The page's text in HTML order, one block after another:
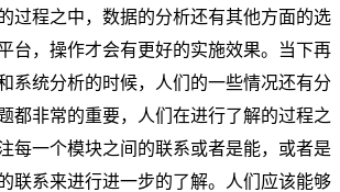
过程之中，数据的分析还有其他方面的选
台，操作才会有更好的实施效果。当下再
系统分析的时候，人们的一些情况还有分
都非常的重要，人们在进行了解的过程之
每一个模块之间的联系或者是能，或者是
联系来进行进一步的了解。人们应该能够